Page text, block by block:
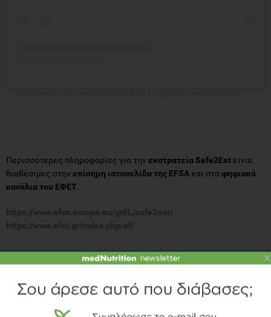
Περισσότερες πληροφορίες για την εκστρατεία Safe2Eat είναι
διαθέσιμες στην επίσημη ιστοσελίδα της EFSA και στα ψηφιακά
κανάλια του ΕΦΕΤ
https://www.efsa.europa.eu/grEL/safe2eat/
https://www.efet.gr/index.php/el/
×